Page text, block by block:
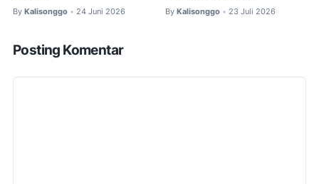
By Kalisonggo • 24 Juni 2026 By Kalisonggo • 23 Juli 2026
Posting Komentar